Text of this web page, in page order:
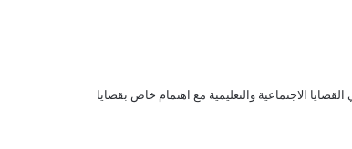
الاجتماعية والتعليمية مع اهتمام خاص بقضايا